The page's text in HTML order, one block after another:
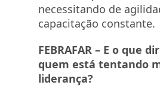
necessitando de
capacitação constante.
FEBRAFAR – E o que
quem está tentando
liderança?